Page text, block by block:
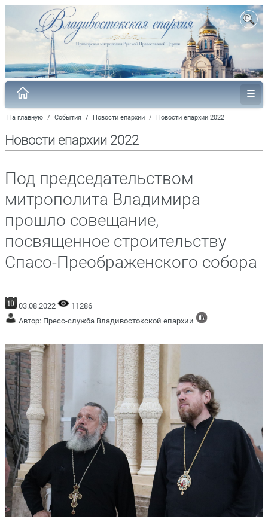
На главную / События / Новости епархии / Новости епархии 2022
Новости епархии 2022
Под председательством
митрополита Владимира
прошло совещание,
посвященное строительству
Спасо-Преображенского собора
03.08.2022
11286
Автор: Пресс-служба Владивостокской епархии